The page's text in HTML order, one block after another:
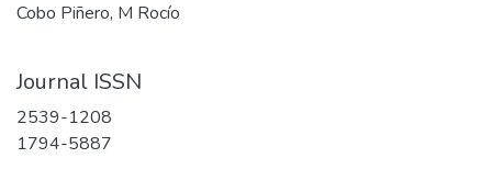
Cobo Piñero, M Rocío
Journal ISSN
2539-1208
1794-5887